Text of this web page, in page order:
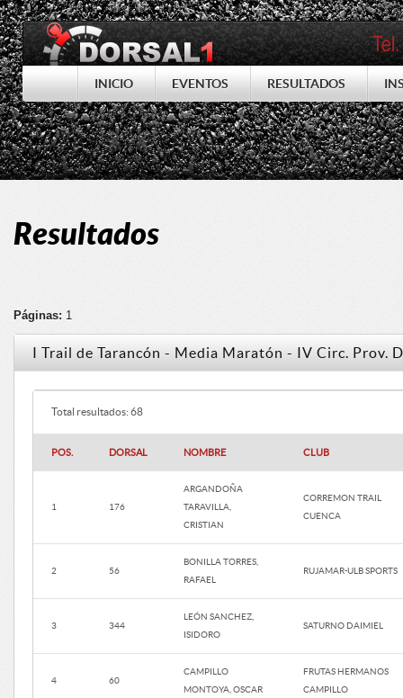
INICIO EVENTOS RESULTADOS
Resultados
Páginas: 1
I Trail de Tarancón - Media Maratón - IV Circ. Prov.
Total resultados: 68
POS. DORSAL NOMBRE CLUB
1 176
ARGANDOÑA
TARAVILLA,
CRISTIAN
CORREMON TRAIL
CUENCA
2 56
BONILLA TORRES,
RAFAEL
RUJAMAR-ULB SPORTS
3 344
LEÓN SANCHEZ,
ISIDORO
SATURNO DAIMIEL
4 60
CAMPILLO
MONTOYA, OSCAR
FRUTAS HERMANOS
CAMPILLO